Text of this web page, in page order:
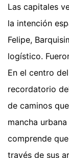
Las capitales
la intención
Felipe,
logístico.
En el centro
recordatorio
de caminos
mancha
comprende
través de sus